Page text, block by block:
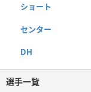
ショート
センター
DH
選手一覧